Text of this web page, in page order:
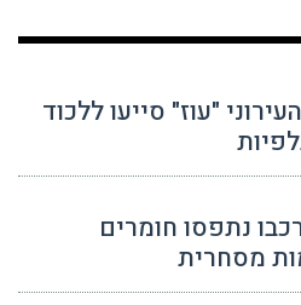
"עוז" סייעו ללכוד
נתפסו חומרים
מסחרית